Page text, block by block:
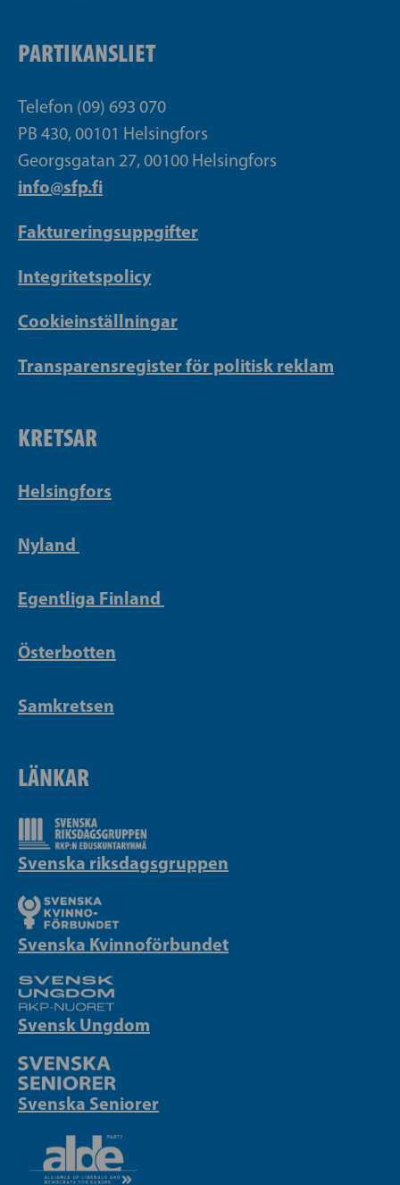
PARTIKANSLIET
Telefon (09) 693 070
PB 430, 00101 Helsingfors
Georgsgatan 27, 00100 Helsingfors
info@sfp.fi
Faktureringsuppgifter
Integritetspolicy
Cookieinställningar
Transparensregister för politisk reklam
KRETSAR
Helsingfors
Nyland
Egentliga Finland
Österbotten
Samkretsen
LÄNKAR
Svenska riksdagsgruppen
Svenska Kvinnoförbundet
Svensk Ungdom
Svenska Seniorer